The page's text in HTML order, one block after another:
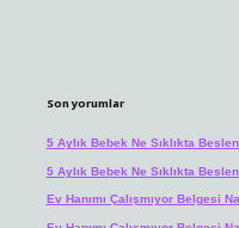
Son yorumlar
5 Aylık Bebek Ne Sıklıkta
5 Aylık Bebek Ne Sıklıkta
Ev Hanımı Çalışmıyor Belgesi